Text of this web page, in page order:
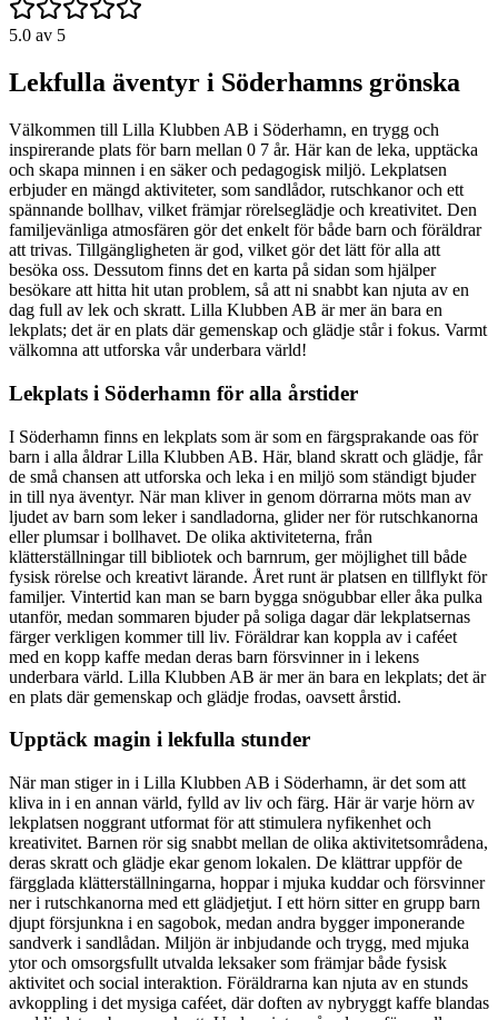
5.0 av 5
Lekfulla äventyr i Söderhamns grönska
Välkommen till Lilla Klubben AB i Söderhamn, en trygg och
inspirerande plats för barn mellan 0 7 år. Här kan de leka, upptäcka
och skapa minnen i en säker och pedagogisk miljö. Lekplatsen
erbjuder en mängd aktiviteter, som sandlådor, rutschkanor och ett
spännande bollhav, vilket främjar rörelseglädje och kreativitet. Den
familjevänliga atmosfären gör det enkelt för både barn och föräldrar
att trivas. Tillgängligheten är god, vilket gör det lätt för alla att
besöka oss. Dessutom finns det en karta på sidan som hjälper
besökare att hitta hit utan problem, så att ni snabbt kan njuta av en
dag full av lek och skratt. Lilla Klubben AB är mer än bara en
lekplats; det är en plats där gemenskap och glädje står i fokus. Varmt
välkomna att utforska vår underbara värld!
Lekplats i Söderhamn för alla årstider
I Söderhamn finns en lekplats som är som en färgsprakande oas för
barn i alla åldrar Lilla Klubben AB. Här, bland skratt och glädje, får
de små chansen att utforska och leka i en miljö som ständigt bjuder
in till nya äventyr. När man kliver in genom dörrarna möts man av
ljudet av barn som leker i sandladorna, glider ner för rutschkanorna
eller plumsar i bollhavet. De olika aktiviteterna, från
klätterställningar till bibliotek och barnrum, ger möjlighet till både
fysisk rörelse och kreativt lärande. Året runt är platsen en tillflykt för
familjer. Vintertid kan man se barn bygga snögubbar eller åka pulka
utanför, medan sommaren bjuder på soliga dagar där lekplatsernas
färger verkligen kommer till liv. Föräldrar kan koppla av i caféet
med en kopp kaffe medan deras barn försvinner in i lekens
underbara värld. Lilla Klubben AB är mer än bara en lekplats; det är
en plats där gemenskap och glädje frodas, oavsett årstid.
Upptäck magin i lekfulla stunder
När man stiger in i Lilla Klubben AB i Söderhamn, är det som att
kliva in i en annan värld, fylld av liv och färg. Här är varje hörn av
lekplatsen noggrant utformat för att stimulera nyfikenhet och
kreativitet. Barnen rör sig snabbt mellan de olika aktivitetsområdena,
deras skratt och glädje ekar genom lokalen. De klättrar uppför de
färgglada klätterställningarna, hoppar i mjuka kuddar och försvinner
ner i rutschkanorna med ett glädjetjut. I ett hörn sitter en grupp barn
djupt försjunkna i en sagobok, medan andra bygger imponerande
sandverk i sandlådan. Miljön är inbjudande och trygg, med mjuka
ytor och omsorgsfullt utvalda leksaker som främjar både fysisk
aktivitet och social interaktion. Föräldrarna kan njuta av en stunds
avkoppling i det mysiga caféet, där doften av nybryggt kaffe blandas